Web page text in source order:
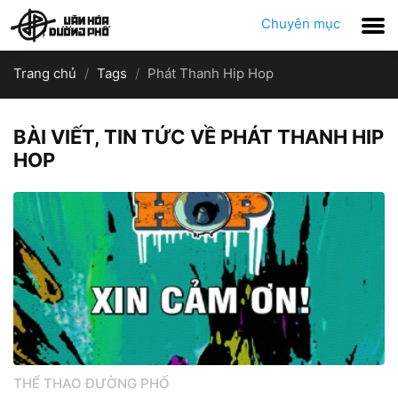
Chuyên mục
Trang chủ Tags Phát Thanh Hip Hop
BÀI VIẾT, TIN TỨC VỀ PHÁT THANH HIP
HOP
THỂ THAO ĐƯỜNG PHỐ